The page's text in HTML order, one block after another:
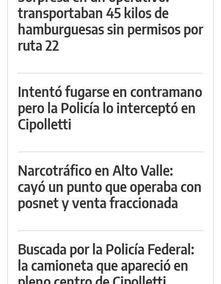
transportaban 45 kilos de
hamburguesas sin permisos por
ruta 22
Intentó fugarse en contramano
pero la Policía lo interceptó en
Cipolletti
Narcotráfico en Alto Valle:
cayó un punto que operaba con
posnet y venta fraccionada
Buscada por la Policía Federal:
la camioneta que apareció en